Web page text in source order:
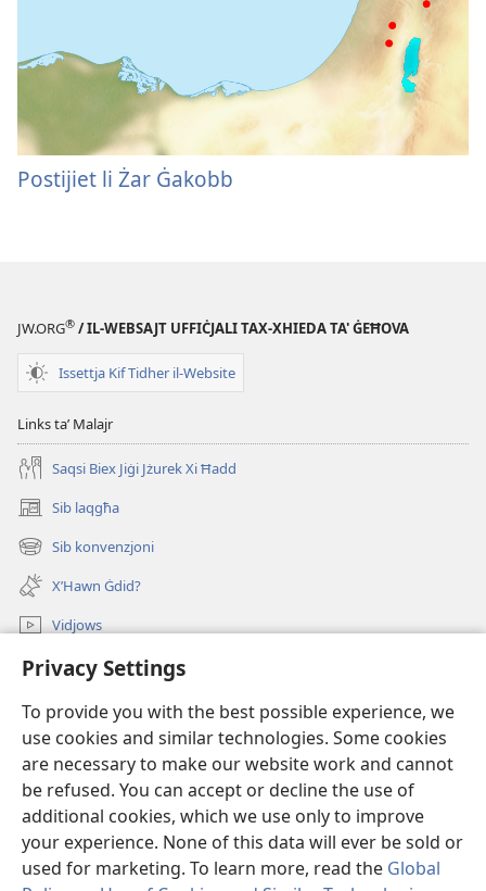
Privacy Settings
To provide you with the best possible experience, we
use cookies and similar technologies. Some cookies
are necessary to make our website work and cannot
be refused. You can accept or decline the use of
additional cookies, which we use only to improve
your experience. None of this data will ever be sold or
used for marketing. To learn more, read the Global
Postijiet li Żar Ġakobb
JW.ORG® / IL-WEBSAJT UFFIĊJALI TAX-XHIEDA TA' ĠEĦOVA
Issettja Kif Tidher il-Website
Links taʼ Malajr
Saqsi Biex Jiġi Jżurek Xi Ħadd
Sib laqgħa
(opens
new
window)
Sib konvenzjoni
(opens
new
window)
X’Hawn Ġdid?
Vidjows
Fittex f’JW.ORG
Donazzjonijiet
(opens
new
window)LIBRERIJA ONLAJN tat-Torri tal-Għassa
(opens
new
JW Hub ®
(opens
new
window)